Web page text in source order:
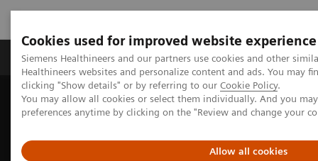
Cookies used for improved website experience
Siemens Healthineers and our partners use cookies and other
Healthineers websites and personalize content and ads. You may
clicking "Show details" or by referring to our Cookie Policy.
You may allow all cookies or select them individually. And you
preferences anytime by clicking on the "Review and change your
Allow all cookies
Produkte & Services Fachbereiche
Home Point-of-Care-Diagnostik